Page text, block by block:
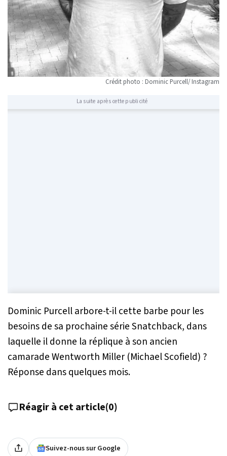
Crédit photo : Dominic Purcell/ Instagram
La suite après cette publicité
Dominic Purcell arbore-t-il cette barbe pour les
besoins de sa prochaine sérieSnatchback, dans
laquelle il donne la réplique à son ancien
camarade Wentworth Miller (Michael Scofield) ?
Réponse dans quelques mois.
Réagir à cet article(0)
Suivez-nous sur Google